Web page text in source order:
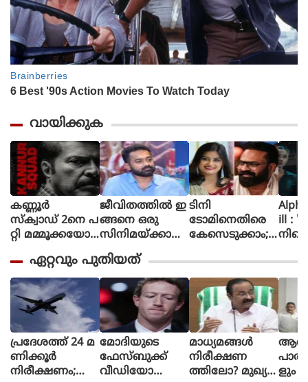
വായിക്കുക
കണ്ണൂർ
സ്ക്വാഡ് 2നെ പ
റ്റി മമ്മൂക്കയോട്
രും.. സമയ
മെടുക്കും :
റോണി ഡേവിഡ്
ജീവിതത്തിൽ ഇ
ങ്ങനെ ഒരു
സിനിമയ്ക്കായി
പ
ണി
യെടുത്തിട്ടില്ല,
ടിക്കി ടാക്കയെ
പറ്റി ആസിഫ്
അലി
ടിനി
ടോമിനെതിരെ
കേസെടുക്കാം;
പരാതിയിൽ
കോടതി നിർ
ദേശം
Alpha The
ill : '
ഏറ്റവും പുതിയത്
പ്രദേശത്ത് 24 മ
ണിക്കൂര്‍
നിരീക്ഷണം;
മോദിയുടെ
ഫേസ്ബുക്ക്
വീഡിയോ
മാധ്യമങ്ങള്‍
നിരീക്ഷണ
ത്തിലോ? മുഖ്യമ ളും